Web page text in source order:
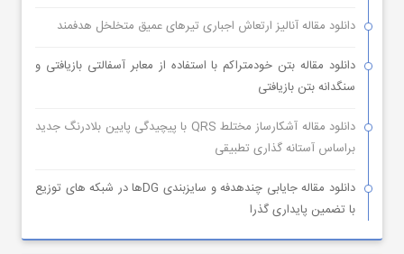
دانلود مقاله آنالیز ارتعاش اجباری تیرهای عمیق متخلخل هدفمند
دانلود مقاله بتن خودمتراکم با استفاده از معابر آسفالتی بازیافتی و
سنگدانه بتن بازیافتی
دانلود مقاله آشکارساز مختلط QRS با پیچیدگی پایین بلادرنگ جدید
براساس آستانه گذاری تطبیقی
دانلود مقاله جایابی چندهدفه و سایزبندی DGها در شبکه های توزیع
با تضمین پایداری گذرا